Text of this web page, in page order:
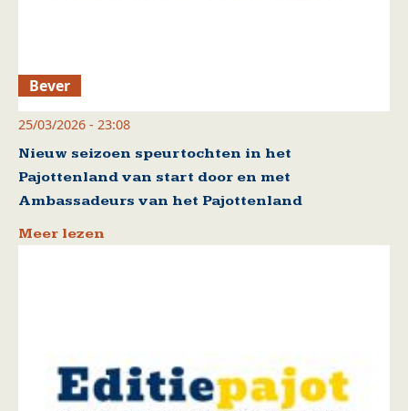
Bever
25/03/2026 - 23:08
Nieuw seizoen speurtochten in het
Pajottenland van start door en met
Ambassadeurs van het Pajottenland
Meer lezen